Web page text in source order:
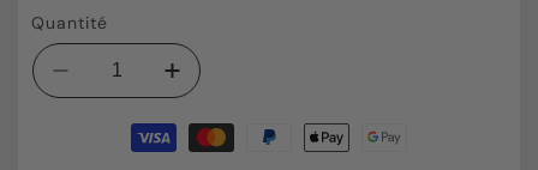
Quantité
Réduire
la
quantité
Augmenter
la
quantité
de